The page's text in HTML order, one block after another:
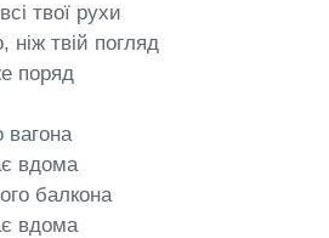
твої рухи
ніж твій погляд
поряд
вагона
вдома
балкона
вдома